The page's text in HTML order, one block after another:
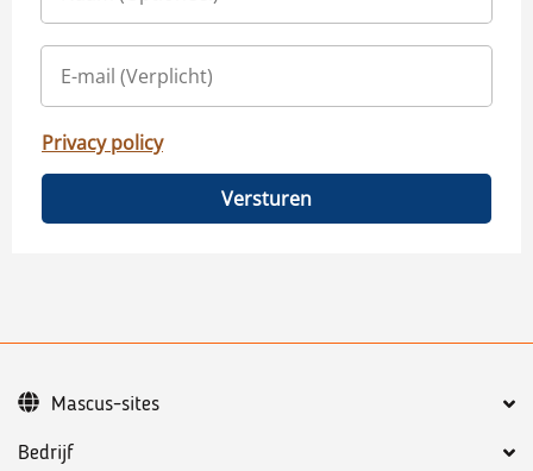
Privacy policy
Versturen
Bedrijf
Mascus-sites